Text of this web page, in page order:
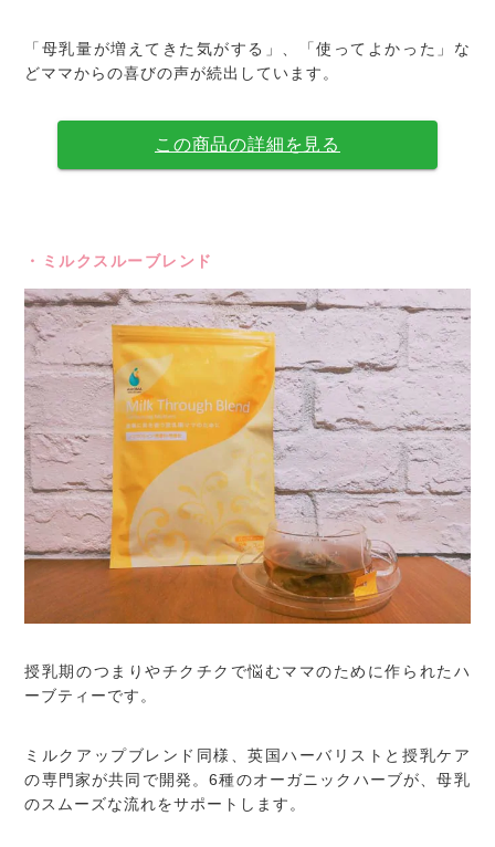
「母乳量が増えてきた気がする」、「使ってよかった」な
どママからの喜びの声が続出しています。
この商品の詳細を見る
・ミルクスルーブレンド
授乳期のつまりやチクチクで悩むママのために作られたハ
ーブティーです。
ミルクアップブレンド同様、英国ハーバリストと授乳ケア
の専門家が共同で開発。6種のオーガニックハーブが、母乳
のスムーズな流れをサポートします。